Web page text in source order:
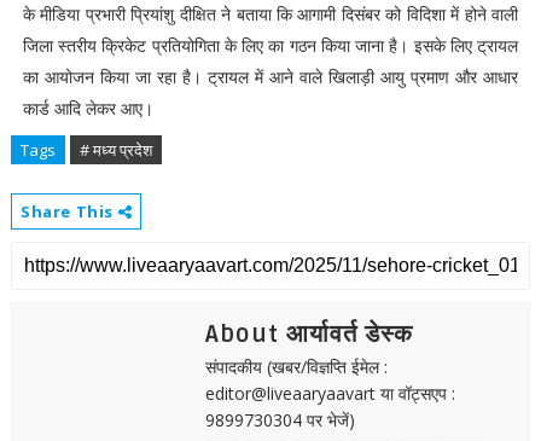
के मीडिया प्रभारी प्रियांशु दीक्षित ने बताया कि आगामी दिसंबर को विदिशा में होने वाली
जिला स्तरीय क्रिकेट प्रतियोगिता के लिए का गठन किया जाना है। इसके लिए ट्रायल
का आयोजन किया जा रहा है। ट्रायल में आने वाले खिलाड़ी आयु प्रमाण और आधार
कार्ड आदि लेकर आए।
Tags # मध्य प्रदेश
Share This
About आर्यावर्त डेस्क
संपादकीय (खबर/विज्ञप्ति ईमेल :
editor@liveaaryaavart या वॉट्सएप :
9899730304 पर भेजें)